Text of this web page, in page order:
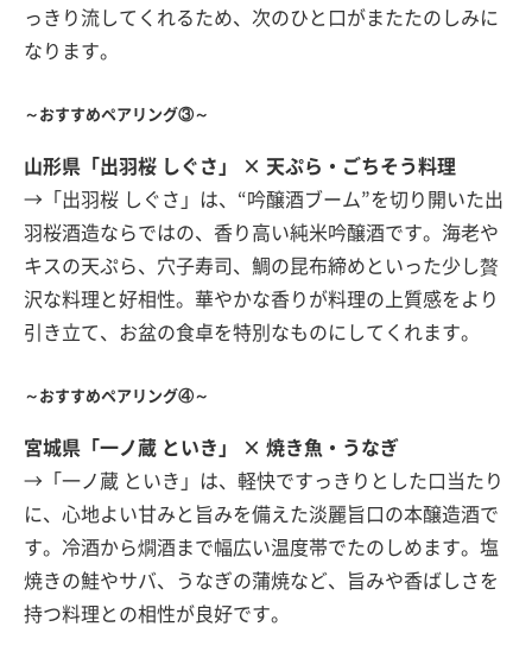
っきり流してくれるため、次のひと口がまたたのしみに
なります。
～おすすめペアリング③～
山形県「出羽桜 しぐさ」 × 天ぷら・ごちそう料理
→「出羽桜 しぐさ」は、“吟醸酒ブーム”を切り開いた出
羽桜酒造ならではの、香り高い純米吟醸酒です。海老や
キスの天ぷら、穴子寿司、鯛の昆布締めといった少し贅
沢な料理と好相性。華やかな香りが料理の上質感をより
引き立て、お盆の食卓を特別なものにしてくれます。
～おすすめペアリング④～
宮城県「一ノ蔵 といき」 × 焼き魚・うなぎ
→「一ノ蔵 といき」は、軽快ですっきりとした口当たり
に、心地よい甘みと旨みを備えた淡麗旨口の本醸造酒で
す。冷酒から燗酒まで幅広い温度帯でたのしめます。塩
焼きの鮭やサバ、うなぎの蒲焼など、旨みや香ばしさを
持つ料理との相性が良好です。